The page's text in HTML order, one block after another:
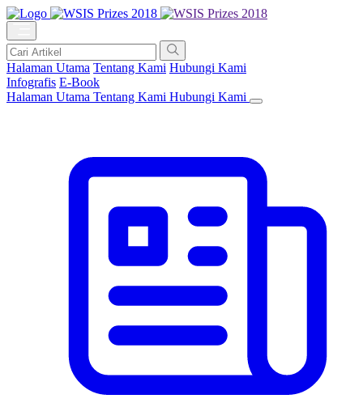
Halaman Utama Tentang Kami Hubungi Kami
Infografis E-Book
Halaman Utama Tentang Kami Hubungi Kami